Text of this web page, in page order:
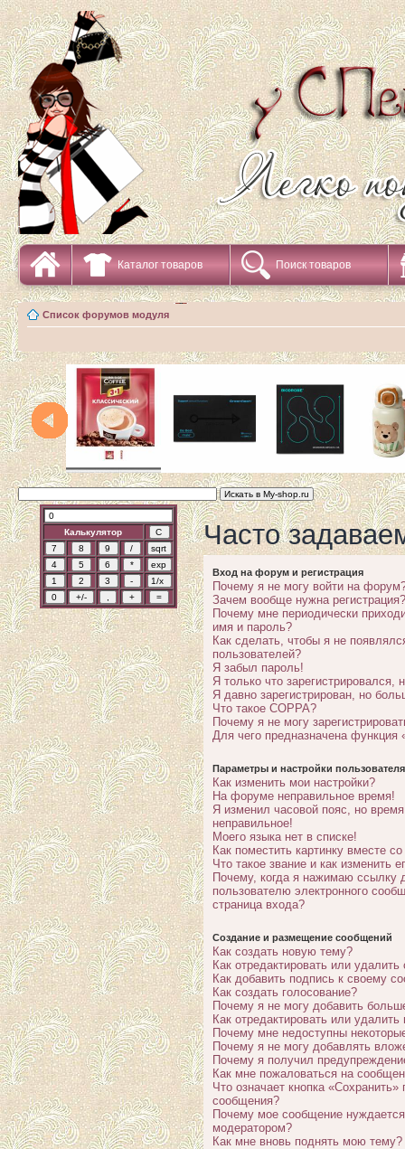
Каталог товаров Поиск товаров
Список форумов модуля
Калькулятор Часто
Вход на форум и регистрация
Почему я не могу войти на
Зачем вообще нужна регистрация?
Почему мне периодически
имя и пароль?
Как сделать, чтобы я не
пользователей?
Я забыл пароль!
Я только что зарегистрировался,
Я давно зарегистрирован, но
Что такое COPPA?
Почему я не могу
Для чего предназначена функция
Параметры и настройки пользователя
Как изменить мои настройки?
На форуме неправильное время!
Я изменил часовой пояс, но
неправильное!
Моего языка нет в списке!
Как поместить картинку вместе
Что такое звание и как изменить
Почему, когда я нажимаю ссылку
пользователю электронного
страница входа?
Создание и размещение сообщений
Как создать новую тему?
Как отредактировать или
Как добавить подпись к своему
Как создать голосование?
Почему я не могу добавить
Как отредактировать или удалить
Почему мне недоступны
Почему я не могу добавлять
Почему я получил
Как мне пожаловаться на
Что означает кнопка «Сохранить»
сообщения?
Почему мое сообщение
модератором?
Как мне вновь поднять мою тему?